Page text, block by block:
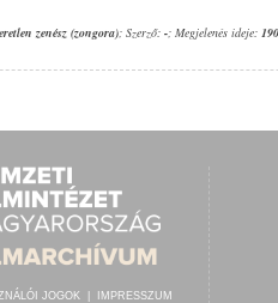
zenész (zongora); Szerző: -; Megjelenés ideje:
JOGOK IMPRESSZUM